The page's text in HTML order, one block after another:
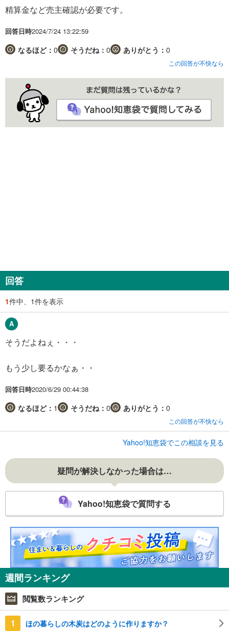
精算金など売主確認が必要です。
回答日時2024/7/24 13:22:59
なるほど： 0 そうだね： 0 ありがとう： 0
この回答が不快なら
回答
1件中、1件を表示
そうだよねぇ・・・
もう少し要るかなぁ・・
回答日時2020/6/29 00:44:38
なるほど： 1 そうだね： 0 ありがとう： 0
この回答が不快なら
Yahoo!知恵袋でこの相談を見る
疑問が解決しなかった場合は…
Yahoo!知恵袋で質問する
週間ランキング
閲覧数ランキング
1 ほの暮らしの木炭はどのように作りますか？